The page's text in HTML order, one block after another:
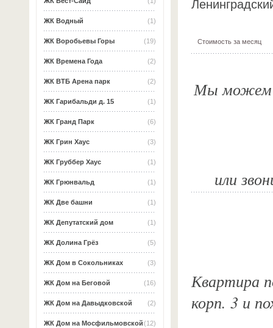
(1)
ЖК Водный
(19)
ЖК Воробьевы Горы
(2)
ЖК Времена Года
(2)
ЖК ВТБ Арена парк
(1)
ЖК Гарибальди д. 15
(6)
ЖК Гранд Парк
(3)
ЖК Грин Хаус
(1)
ЖК Груббер Хаус
(1)
ЖК Грюнвальд
(1)
ЖК Две башни
(1)
ЖК Депутатский дом
(5)
ЖК Долина Грёз
(3)
ЖК Дом в Сокольниках
(16)
ЖК Дом на Беговой
(2)
ЖК Дом на Давыдковской
(12)
ЖК Дом на Мосфильмовской
Стоимость за месяц
Мы можем
или
Квартира
корп. 3 и